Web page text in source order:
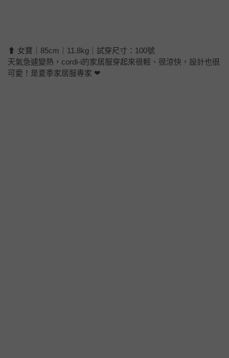
⬆ 女寶｜85cm｜11.8kg｜試穿尺寸：100號
天氣急遽變熱，cordi-i的家居服穿起來很輕、很涼快，設計也很
可愛！是夏季家居服專家 ❤